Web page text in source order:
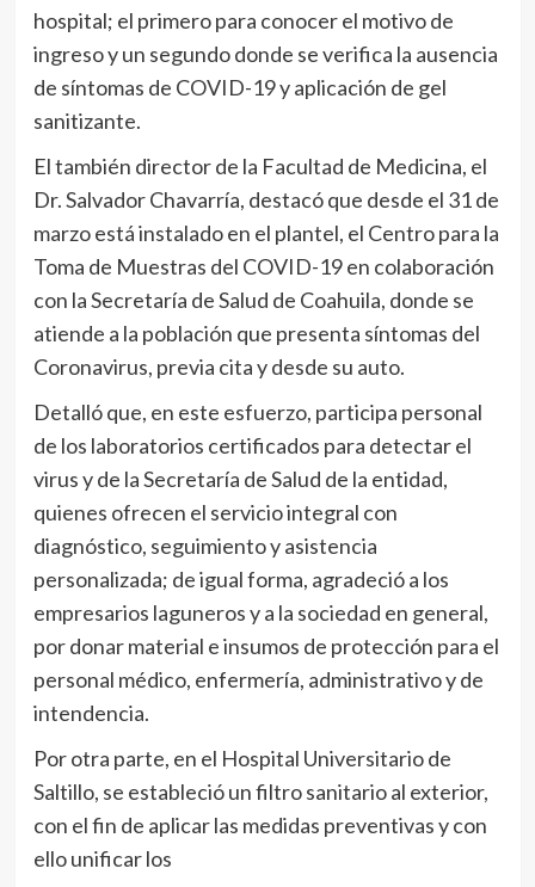
hospital; el primero para conocer el motivo de
ingreso y un segundo donde se verifica la ausencia
de síntomas de COVID-19 y aplicación de gel
sanitizante.
El también director de la Facultad de Medicina, el
Dr. Salvador Chavarría, destacó que desde el 31 de
marzo está instalado en el plantel, el Centro para la
Toma de Muestras del COVID-19 en colaboración
con la Secretaría de Salud de Coahuila, donde se
atiende a la población que presenta síntomas del
Coronavirus, previa cita y desde su auto.
Detalló que, en este esfuerzo, participa personal
de los laboratorios certificados para detectar el
virus y de la Secretaría de Salud de la entidad,
quienes ofrecen el servicio integral con
diagnóstico, seguimiento y asistencia
personalizada; de igual forma, agradeció a los
empresarios laguneros y a la sociedad en general,
por donar material e insumos de protección para el
personal médico, enfermería, administrativo y de
intendencia.
Por otra parte, en el Hospital Universitario de
Saltillo, se estableció un filtro sanitario al exterior,
con el fin de aplicar las medidas preventivas y con
ello unificar los